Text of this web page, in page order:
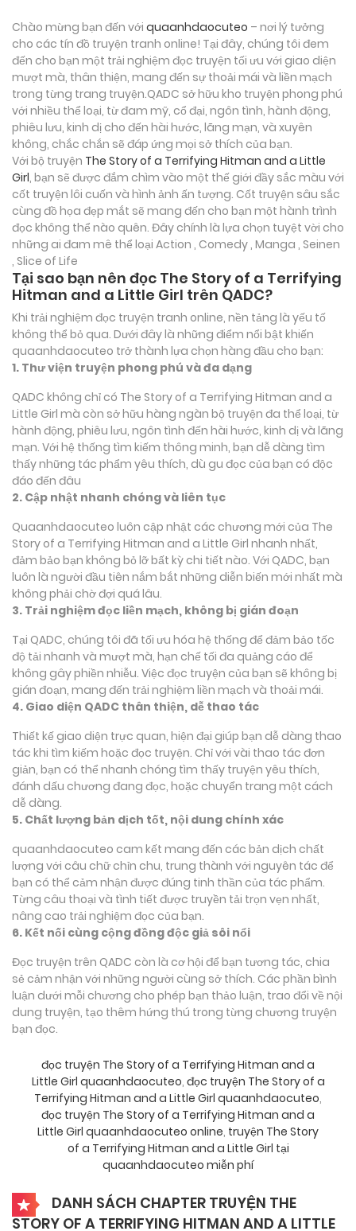
Chào mừng bạn đến với quaanhdaocuteo – nơi lý tưởng
cho các tín đồ truyện tranh online! Tại đây, chúng tôi đem
đến cho bạn một trải nghiệm đọc truyện tối ưu với giao diện
mượt mà, thân thiện, mang đến sự thoải mái và liền mạch
trong từng trang truyện.QADC sở hữu kho truyện phong phú
với nhiều thể loại, từ đam mỹ, cổ đại, ngôn tình, hành động,
phiêu lưu, kinh dị cho đến hài hước, lãng mạn, và xuyên
không, chắc chắn sẽ đáp ứng mọi sở thích của bạn.
Với bộ truyện The Story of a Terrifying Hitman and a Little
Girl, bạn sẽ được đắm chìm vào một thế giới đầy sắc màu với
cốt truyện lôi cuốn và hình ảnh ấn tượng. Cốt truyện sâu sắc
cùng đồ họa đẹp mắt sẽ mang đến cho bạn một hành trình
đọc không thể nào quên. Đây chính là lựa chọn tuyệt vời cho
những ai đam mê thể loại Action , Comedy , Manga , Seinen
, Slice of Life
Tại sao bạn nên đọc The Story of a Terrifying
Hitman and a Little Girl trên QADC?
Khi trải nghiệm đọc truyện tranh online, nền tảng là yếu tố
không thể bỏ qua. Dưới đây là những điểm nổi bật khiến
quaanhdaocuteo trở thành lựa chọn hàng đầu cho bạn:
1. Thư viện truyện phong phú và đa dạng
QADC không chỉ có The Story of a Terrifying Hitman and a
Little Girl mà còn sở hữu hàng ngàn bộ truyện đa thể loại, từ
hành động, phiêu lưu, ngôn tình đến hài hước, kinh dị và lãng
mạn. Với hệ thống tìm kiếm thông minh, bạn dễ dàng tìm
thấy những tác phẩm yêu thích, dù gu đọc của bạn có độc
đáo đến đâu
2. Cập nhật nhanh chóng và liên tục
Quaanhdaocuteo luôn cập nhật các chương mới của The
Story of a Terrifying Hitman and a Little Girl nhanh nhất,
đảm bảo bạn không bỏ lỡ bất kỳ chi tiết nào. Với QADC, bạn
luôn là người đầu tiên nắm bắt những diễn biến mới nhất mà
không phải chờ đợi quá lâu.
3. Trải nghiệm đọc liền mạch, không bị gián đoạn
Tại QADC, chúng tôi đã tối ưu hóa hệ thống để đảm bảo tốc
độ tải nhanh và mượt mà, hạn chế tối đa quảng cáo để
không gây phiền nhiễu. Việc đọc truyện của bạn sẽ không bị
gián đoạn, mang đến trải nghiệm liền mạch và thoải mái.
4. Giao diện QADC thân thiện, dễ thao tác
Thiết kế giao diện trực quan, hiện đại giúp bạn dễ dàng thao
tác khi tìm kiếm hoặc đọc truyện. Chỉ với vài thao tác đơn
giản, bạn có thể nhanh chóng tìm thấy truyện yêu thích,
đánh dấu chương đang đọc, hoặc chuyển trang một cách
dễ dàng.
5. Chất lượng bản dịch tốt, nội dung chính xác
quaanhdaocuteo cam kết mang đến các bản dịch chất
lượng với câu chữ chỉn chu, trung thành với nguyên tác để
bạn có thể cảm nhận được đúng tinh thần của tác phẩm.
Từng câu thoại và tình tiết được truyền tải trọn vẹn nhất,
nâng cao trải nghiệm đọc của bạn.
6. Kết nối cùng cộng đồng độc giả sôi nổi
Đọc truyện trên QADC còn là cơ hội để bạn tương tác, chia
sẻ cảm nhận với những người cùng sở thích. Các phần bình
luận dưới mỗi chương cho phép bạn thảo luận, trao đổi về nội
dung truyện, tạo thêm hứng thú trong từng chương truyện
bạn đọc.
đọc truyện The Story of a Terrifying Hitman and a
Little Girl quaanhdaocuteo, đọc truyện The Story of a
Terrifying Hitman and a Little Girl quaanhdaocuteo,
đọc truyện The Story of a Terrifying Hitman and a
Little Girl quaanhdaocuteo online, truyện The Story
of a Terrifying Hitman and a Little Girl tại
quaanhdaocuteo miễn phí
DANH SÁCH CHAPTER TRUYỆN THE
STORY OF A TERRIFYING HITMAN AND A LITTLE